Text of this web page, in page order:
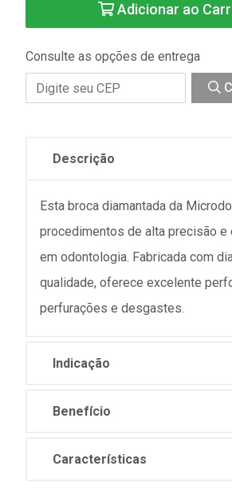
Adicionar ao
Consulte as opções de entrega
Descrição
Esta broca diamantada da
procedimentos de alta precisão e
em odontologia. Fabricada com
qualidade, oferece excelente
perfurações e desgastes.
Indicação
Benefício
Características